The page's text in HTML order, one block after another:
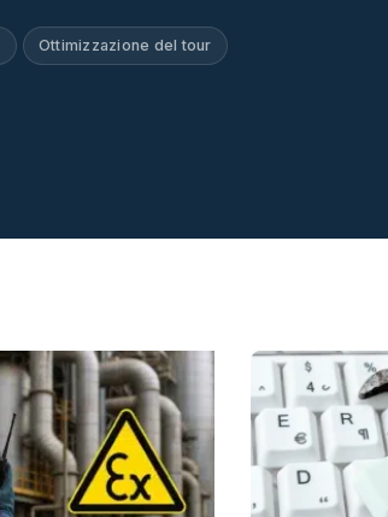
Ottimizzazione del tour
LEGGI L'ARTICOLO